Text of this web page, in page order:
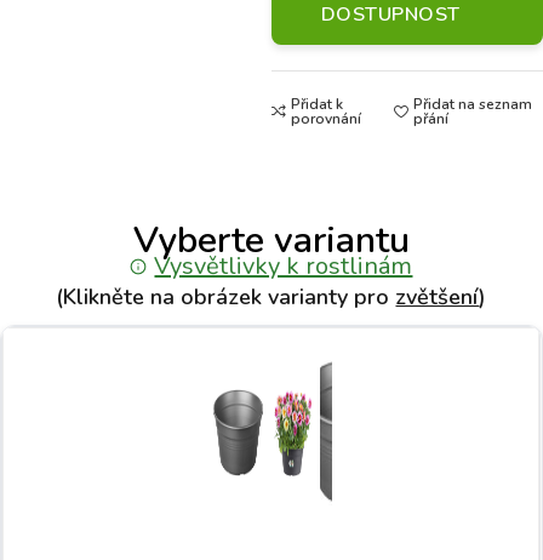
DOSTUPNOST
Přidat k
porovnání
Přidat na seznam
přání
Vyberte variantu
Vysvětlivky k rostlinám
(Klikněte na obrázek varianty pro zvětšení)